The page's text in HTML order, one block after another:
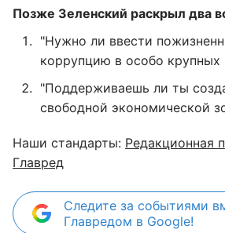
Позже Зеленский раскрыл два
"Нужно ли ввести
коррупцию в особо крупных
"Поддерживаешь ли ты
свободной экономической
Наши стандарты: Редакционная
Главред
Следите за событиями
Главредом в Google!